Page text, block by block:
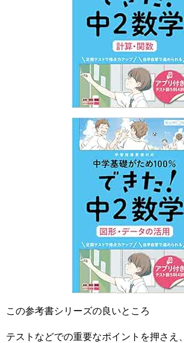
この参考書シリーズの良いところ
テストなどでの重要なポイントを押さえ、